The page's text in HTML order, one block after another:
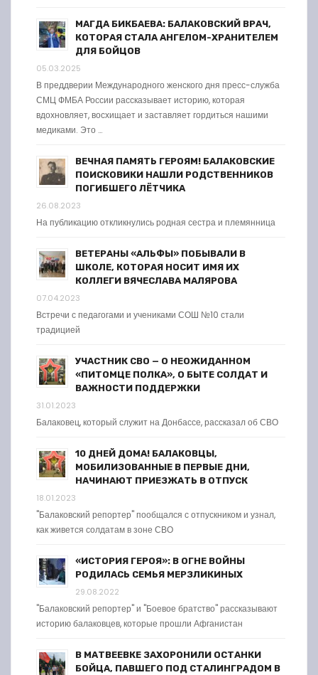
МАГДА БИКБАЕВА: БАЛАКОВСКИЙ ВРАЧ,
КОТОРАЯ СТАЛА АНГЕЛОМ-ХРАНИТЕЛЕМ
ДЛЯ БОЙЦОВ
05.03.2025
В преддверии Международного женского дня пресс-служба
СМЦ ФМБА России рассказывает историю, которая
вдохновляет, восхищает и заставляет гордиться нашими
медиками. Это …
ВЕЧНАЯ ПАМЯТЬ ГЕРОЯМ! БАЛАКОВСКИЕ
ПОИСКОВИКИ НАШЛИ РОДСТВЕННИКОВ
ПОГИБШЕГО ЛЁТЧИКА
26.08.2023
На публикацию откликнулись родная сестра и племянница
ВЕТЕРАНЫ «АЛЬФЫ» ПОБЫВАЛИ В
ШКОЛЕ, КОТОРАЯ НОСИТ ИМЯ ИХ
КОЛЛЕГИ ВЯЧЕСЛАВА МАЛЯРОВА
07.04.2023
Встречи с педагогами и учениками СОШ №10 стали
традицией
УЧАСТНИК СВО — О НЕОЖИДАННОМ
«ПИТОМЦЕ ПОЛКА», О БЫТЕ СОЛДАТ И
ВАЖНОСТИ ПОДДЕРЖКИ
31.01.2023
Балаковец, который служит на Донбассе, рассказал об СВО
10 ДНЕЙ ДОМА! БАЛАКОВЦЫ,
МОБИЛИЗОВАННЫЕ В ПЕРВЫЕ ДНИ,
НАЧИНАЮТ ПРИЕЗЖАТЬ В ОТПУСК
18.01.2023
"Балаковский репортер" пообщался с отпускником и узнал,
как живется солдатам в зоне СВО
«ИСТОРИЯ ГЕРОЯ»: В ОГНЕ ВОЙНЫ
РОДИЛАСЬ СЕМЬЯ МЕРЗЛИКИНЫХ
29.08.2022
"Балаковский репортер" и "Боевое братство" рассказывают
историю балаковцев, которые прошли Афганистан
В МАТВЕЕВКЕ ЗАХОРОНИЛИ ОСТАНКИ
БОЙЦА, ПАВШЕГО ПОД СТАЛИНГРАДОМ В